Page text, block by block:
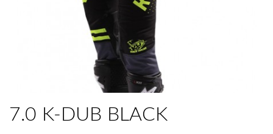
7.0 K-DUB BLACK